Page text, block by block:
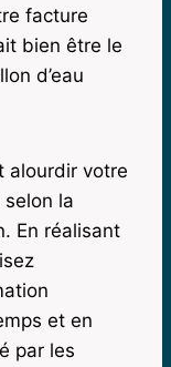
facture
bien être le
d’eau
alourdir votre
la
En réalisant
et en
par les